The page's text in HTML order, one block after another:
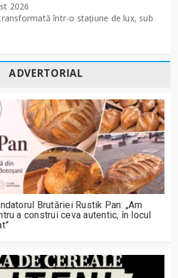
2026
într-o stațiune de lux, sub
ADVERTORIAL
Brutăriei Rustik Pan: „Am
a construi ceva autentic, în locul